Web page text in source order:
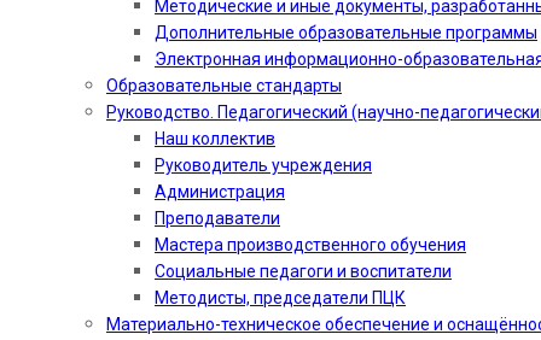
Методические и иные документы,
Дополнительные образовательные программы
Электронная информационно-
Образовательные стандарты
Руководство. Педагогический (научно-
Наш коллектив
Руководитель учреждения
Администрация
Преподаватели
Мастера производственного обучения
Социальные педагоги и воспитатели​
Методисты, председатели ПЦК
Материально-техническое обеспечение и